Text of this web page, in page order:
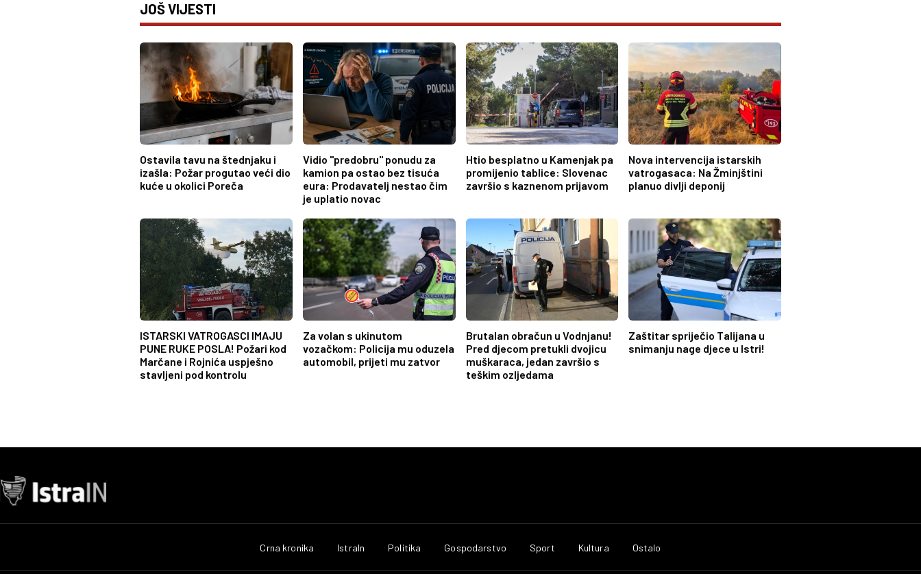
JOŠ VIJESTI
Ostavila tavu na štednjaku i
izašla: Požar progutao veći dio
kuće u okolici Poreča
Vidio "predobru" ponudu za
kamion pa ostao bez tisuća
eura: Prodavatelj nestao čim
je uplatio novac
Htio besplatno u Kamenjak pa
promijenio tablice: Slovenac
završio s kaznenom prijavom
Nova intervencija istarskih
vatrogasaca: Na Žminjštini
planuo divlji deponij
ISTARSKI VATROGASCI IMAJU
PUNE RUKE POSLA! Požari kod
Marčane i Rojnića uspješno
stavljeni pod kontrolu
Za volan s ukinutom
vozačkom: Policija mu oduzela
automobil, prijeti mu zatvor
Brutalan obračun u Vodnjanu!
Pred djecom pretukli dvojicu
muškaraca, jedan završio s
teškim ozljedama
Zaštitar spriječio Talijana u
snimanju nage djece u Istri!
Crna kronika IstraIn Politika Gospodarstvo Sport Kultura Ostalo